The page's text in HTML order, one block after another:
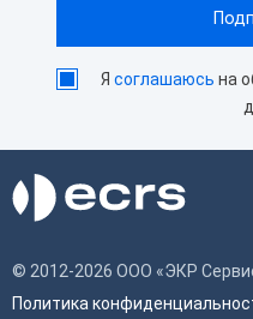
Ясоглашаюсь на
© 2012-2026 ООО «ЭКР
Политика